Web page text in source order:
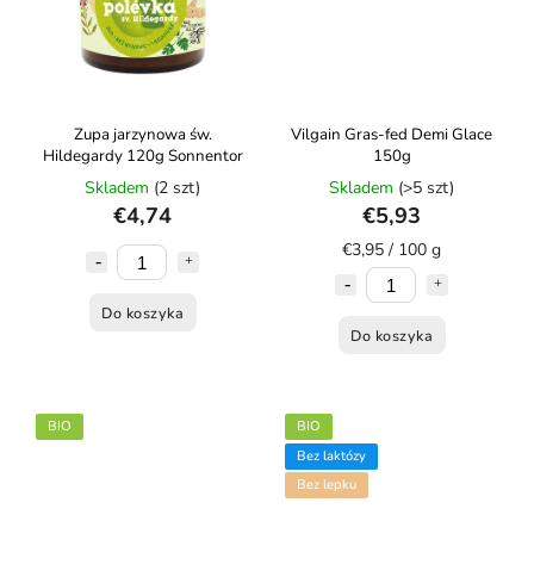
Zupa jarzynowa św.
Hildegardy 120g Sonnentor
Skladem (2 szt)
€4,74
Do koszyka
Vilgain Gras-fed Demi Glace
150g
Skladem (>5 szt)
€5,93
€3,95 / 100 g
Do koszyka
BIO
BIO
Bez laktózy
Bez lepku